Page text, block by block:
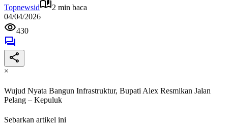
Topnewsid
2 min baca
04/04/2026
430
×
Wujud Nyata Bangun Infrastruktur, Bupati Alex Resmikan Jalan
Pelang – Kepuluk
Sebarkan artikel ini